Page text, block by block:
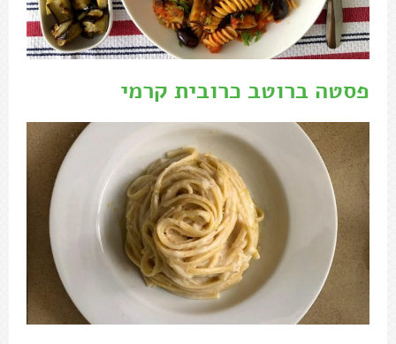
פסטה ברוטב כרובית קרמי